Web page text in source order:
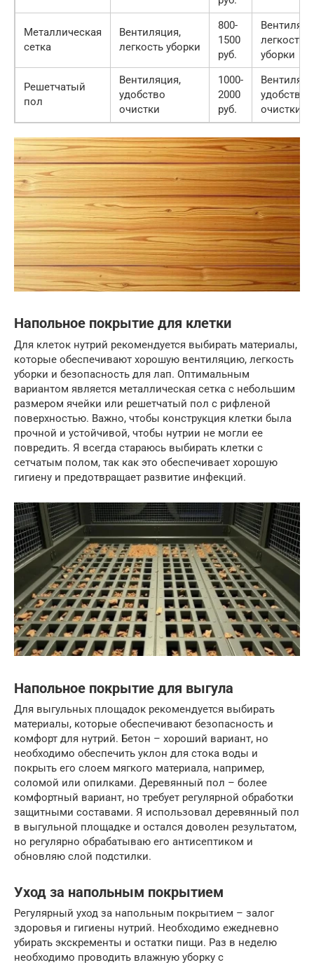
Металлическая
сетка
Вентиляция,
легкость уборки
800-
1500
руб.
легкость
уборки
Решетчатый
пол
Вентиляция,
удобство
очистки
1000-
2000
руб.
удобство
очистки
Напольное покрытие для клетки
Для клеток нутрий рекомендуется выбирать материалы,
которые обеспечивают хорошую вентиляцию, легкость
уборки и безопасность для лап. Оптимальным
вариантом является металлическая сетка с небольшим
размером ячейки или решетчатый пол с рифленой
поверхностью. Важно, чтобы конструкция клетки была
прочной и устойчивой, чтобы нутрии не могли ее
повредить. Я всегда стараюсь выбирать клетки с
сетчатым полом, так как это обеспечивает хорошую
гигиену и предотвращает развитие инфекций.
Напольное покрытие для выгула
Для выгульных площадок рекомендуется выбирать
материалы, которые обеспечивают безопасность и
комфорт для нутрий. Бетон – хороший вариант, но
необходимо обеспечить уклон для стока воды и
покрыть его слоем мягкого материала, например,
соломой или опилками. Деревянный пол – более
комфортный вариант, но требует регулярной обработки
защитными составами. Я использовал деревянный пол
в выгульной площадке и остался доволен результатом,
но регулярно обрабатываю его антисептиком и
обновляю слой подстилки.
Уход за напольным покрытием
Регулярный уход за напольным покрытием – залог
здоровья и гигиены нутрий. Необходимо ежедневно
убирать экскременты и остатки пищи. Раз в неделю
необходимо проводить влажную уборку с